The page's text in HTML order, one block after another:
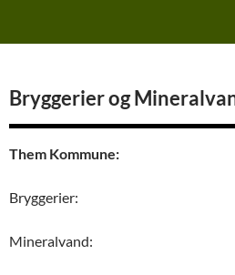
Bryggerier og
Them Kommune:
Bryggerier:
Mineralvand: